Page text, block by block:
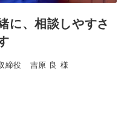
に、相談しやすさ
締役 吉原 良 様